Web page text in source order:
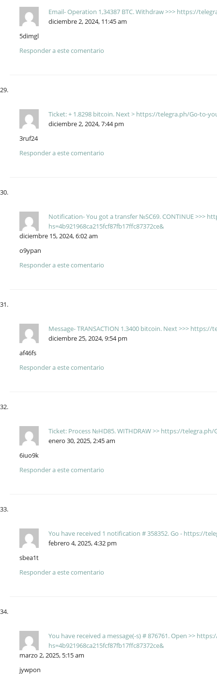
Email- Operation 1,34387 BTC. Withdraw >>> https://
diciembre 2, 2024, 11:45 am
5dimgl
Responder a este comentario
Ticket: + 1.8298 bitcoin. Next > https://telegra.ph/Go-to-
diciembre 2, 2024, 7:44 pm
3ruf24
Responder a este comentario
Notification- You got a transfer №SC69. CONTINUE >>>
hs=4b921968ca215fcf87fb17ffc87372ce&
diciembre 15, 2024, 6:02 am
o9ypan
Responder a este comentario
Message- TRANSACTION 1.3400 bitcoin. Next >>>
diciembre 25, 2024, 9:54 pm
af46fs
Responder a este comentario
Ticket: Process №HD85. WITHDRAW >> https://telegra.ph/
enero 30, 2025, 2:45 am
6iuo9k
Responder a este comentario
You have received 1 notification # 358352. Go - https://
febrero 4, 2025, 4:32 pm
sbea1t
Responder a este comentario
You have received a message(-s) # 876761. Open >>
hs=4b921968ca215fcf87fb17ffc87372ce&
marzo 2, 2025, 5:15 am
jywpon